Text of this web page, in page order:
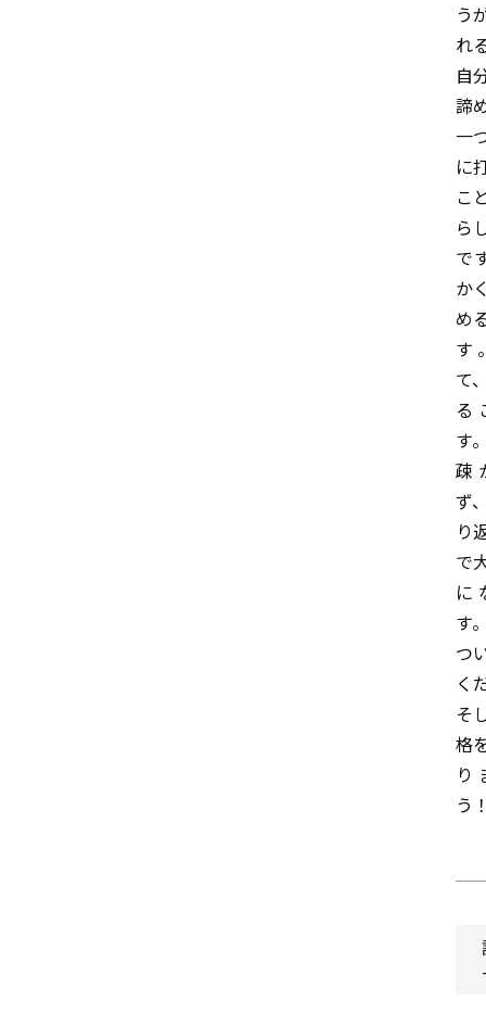
う
れ
自
諦
一
に
こ
ら
で
か
め
す
て
る
す
疎
ず
り
で
に
す
つ
く
そ
格
り
う